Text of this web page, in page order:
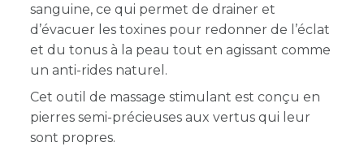
sanguine, ce qui permet de drainer et
d’évacuer les toxines pour redonner de l’éclat
et du tonus à la peau tout en agissant comme
un anti-rides naturel.
Cet outil de massage stimulant est conçu en
pierres semi-précieuses aux vertus qui leur
sont propres.